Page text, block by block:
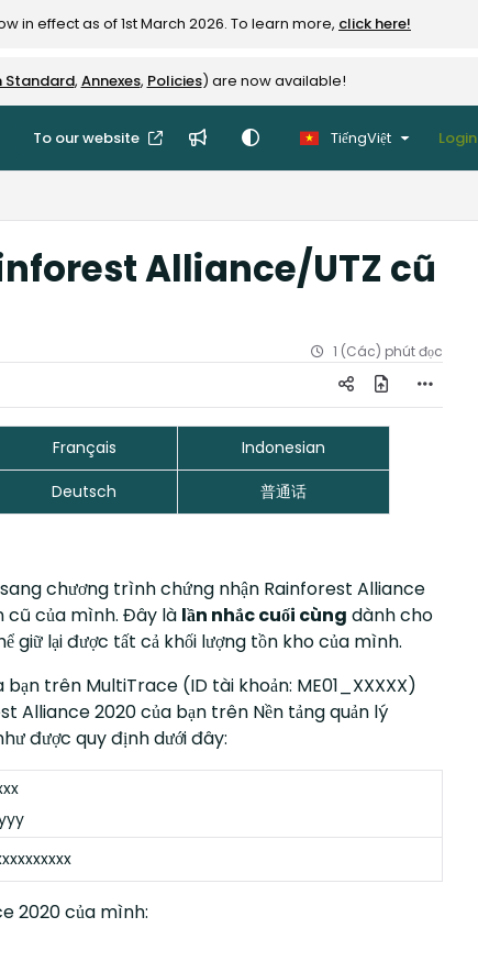
in effect as of 1st March 2026. To learn more, click here!
Standard, Annexes, Policies) are now available!
To our website TiếngViệt Login
Alliance/UTZ cũ
1 (Các) phút đọc
Français
Indonesian
Deutsch 普通话
chương trình chứng nhận Rainforest Alliance
cũ của mình. Đây là lần nhắc cuối cùng dành cho
giữ lại được tất cả khối lượng tồn kho của mình.
trên MultiTrace (ID tài khoản: ME01_XXXXX)
Alliance 2020 của bạn trên Nền tảng quản lý
được quy định dưới đây:
2020 của mình: